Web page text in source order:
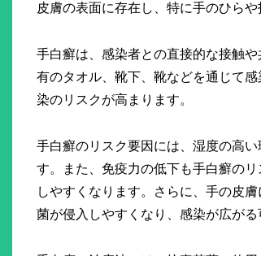
皮膚の表面に存在し、特に手のひら
手白癬は、感染者との直接的な接触
有のタオル、靴下、靴などを通じて
染のリスクが高まります。
手白癬のリスク要因には、湿度の高
す。また、免疫力の低下も手白癬の
しやすくなります。さらに、手の皮
菌が侵入しやすくなり、感染が広がる